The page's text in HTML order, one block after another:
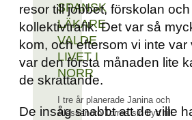
SPANSK
LÄKARE
VALDE
LIVET I
NORR
I tre år planerade Janina och
Alessandro Torres sin flytt till
resor till jobbet, förskolan
kollektivtrafik. Det var så
kom, och eftersom vi inte var
var den första månaden lite
de skrattande.
De insåg snabbt att de ville